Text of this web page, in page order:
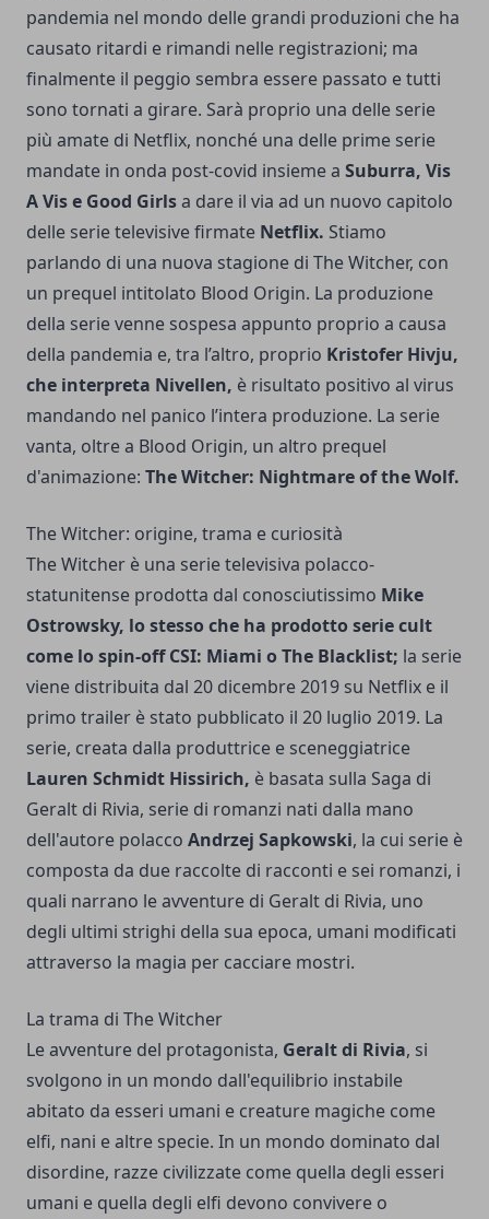
pandemia nel mondo delle grandi produzioni che ha
causato ritardi e rimandi nelle registrazioni; ma
finalmente il peggio sembra essere passato e tutti
sono tornati a girare. Sarà proprio una delle serie
più amate di Netflix, nonché una delle prime serie
mandate in onda post-covid insieme a Suburra, Vis
A Vis e Good Girlsa dare il via ad un nuovo capitolo
delle serie televisive firmate Netflix. Stiamo
parlando di una nuova stagione di The Witcher, con
un prequel intitolato Blood Origin. La produzione
della serie venne sospesa appunto proprio a causa
della pandemia e, tra l’altro, proprio Kristofer Hivju,
che interpreta Nivellen, è risultato positivo al virus
mandando nel panico l’intera produzione. La serie
vanta, oltre a Blood Origin, un altro prequel
d'animazione: The Witcher: Nightmare of the Wolf.
The Witcher: origine, trama e curiosità
The Witcher è una serie televisiva polacco-
statunitense prodotta dal conosciutissimo Mike
Ostrowsky, lo stesso che ha prodotto serie cult
come lo spin-off CSI: Miami o The Blacklist; la serie
viene distribuita dal 20 dicembre 2019 su Netflix e il
primo trailer è stato pubblicato il 20 luglio 2019. La
serie, creata dalla produttrice e sceneggiatrice
Lauren Schmidt Hissirich, è basata sulla Saga di
Geralt di Rivia, serie di romanzi nati dalla mano
dell'autore polacco Andrzej Sapkowski, la cui serie è
composta da due raccolte di racconti e sei romanzi, i
quali narrano le avventure di Geralt di Rivia, uno
degli ultimi strighi della sua epoca, umani modificati
attraverso la magia per cacciare mostri.
La trama di The Witcher
Le avventure del protagonista, Geralt di Rivia, si
svolgono in un mondo dall'equilibrio instabile
abitato da esseri umani e creature magiche come
elfi, nani e altre specie. In un mondo dominato dal
disordine, razze civilizzate come quella degli esseri
umani e quella degli elfi devono convivere o